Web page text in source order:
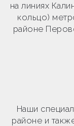
на линиях
кольцо)
районе
Наши
районе и